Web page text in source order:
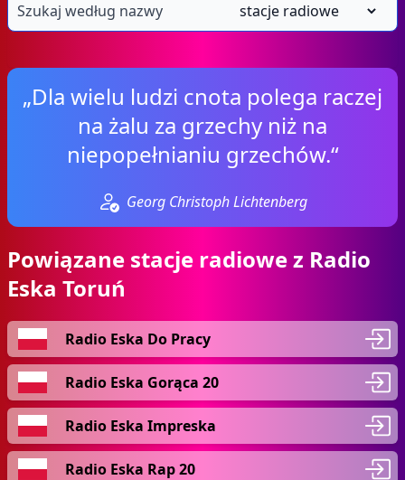
„Dla wielu ludzi cnota polega raczej
na żalu za grzechy niż na
niepopełnianiu grzechów.“
Georg Christoph Lichtenberg
Powiązane stacje radiowe z Radio
Eska Toruń
Radio Eska Do Pracy
Radio Eska Gorąca 20
Radio Eska Impreska
Radio Eska Rap 20